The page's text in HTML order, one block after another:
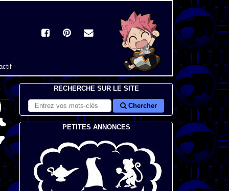
RECHERCHE SUR LE SITE
Chercher
PETITES ANNONCES